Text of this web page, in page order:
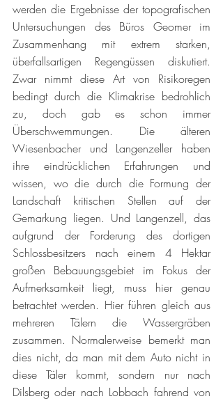
werden die Ergebnisse der topografischen
Untersuchungen des Büros Geomer im
Zusammenhang mit extrem starken,
überfallsartigen Regengüssen diskutiert.
Zwar nimmt diese Art von Risikoregen
bedingt durch die Klimakrise bedrohlich
zu, doch gab es schon immer
Überschwemmungen. Die älteren
Wiesenbacher und Langenzeller haben
ihre eindrücklichen Erfahrungen und
wissen, wo die durch die Formung der
Landschaft kritischen Stellen auf der
Gemarkung liegen. Und Langenzell, das
aufgrund der Forderung des dortigen
Schlossbesitzers nach einem 4 Hektar
großen Bebauungsgebiet im Fokus der
Aufmerksamkeit liegt, muss hier genau
betrachtet werden. Hier führen gleich aus
mehreren Tälern die Wassergräben
zusammen. Normalerweise bemerkt man
dies nicht, da man mit dem Auto nicht in
diese Täler kommt, sondern nur nach
Dilsberg oder nach Lobbach fahrend von